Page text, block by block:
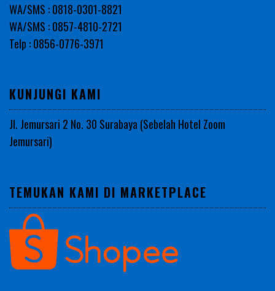
WA/SMS : 0818-0301-8821
WA/SMS : 0857-4810-2721
Telp : 0856-0776-3971
KUNJUNGI KAMI
Jl. Jemursari 2 No. 30 Surabaya (Sebelah Hotel Zoom
Jemursari)
TEMUKAN KAMI DI MARKETPLACE